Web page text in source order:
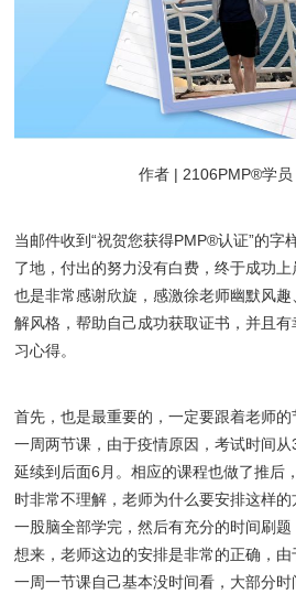
作者 | 2106PMP®学员
当邮件收到“祝贺您获得PMP®认证”的字
了地，付出的努力没有白费，终于成功
也是非常感谢欣旋，感激徐老师幽默风
解风格，帮助自己成功获取证书，并且
习心得。
首先，也是最重要的，一定要跟着老师
一周两节课，由于疫情原因，考试时间
延续到后面6月。相应的课程也做了推后
时非常不理解，老师为什么要安排这样
一股脑全部学完，然后有充分的时间刷
想来，老师这边的安排是非常的正确，由
一周一节课自己基本没时间看，大部分